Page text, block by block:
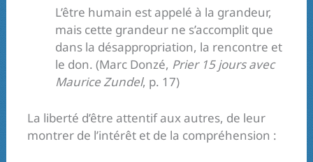
L’être humain est appelé à la grandeur,
mais cette grandeur ne s’accomplit que
dans la désappropriation, la rencontre et
le don. (Marc Donzé, Prier 15 jours avec
Maurice Zundel, p. 17)
La liberté d’être attentif aux autres, de leur
montrer de l’intérêt et de la compréhension :